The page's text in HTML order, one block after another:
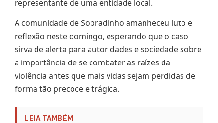
representante de uma entidade local.
A comunidade de Sobradinho amanheceu luto e
reflexão neste domingo, esperando que o caso
sirva de alerta para autoridades e sociedade sobre
a importância de se combater as raízes da
violência antes que mais vidas sejam perdidas de
forma tão precoce e trágica.
LEIA TAMBÉM